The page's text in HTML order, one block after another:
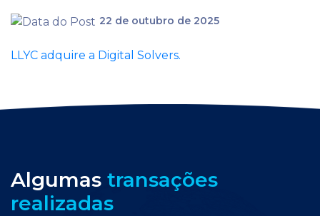
22 de outubro de 2025
LLYC adquire a Digital Solvers.
Algumas transações
realizadas